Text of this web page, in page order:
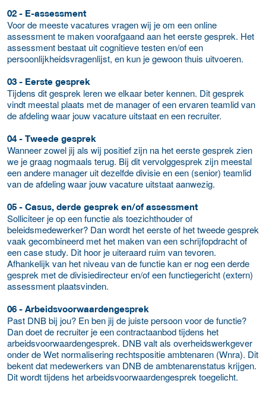
02 - E-assessment
Voor de meeste vacatures vragen wij je om een online
assessment te maken voorafgaand aan het eerste gesprek. Het
assessment bestaat uit cognitieve testen en/of een
persoonlijkheidsvragenlijst, en kun je gewoon thuis uitvoeren.
03 - Eerste gesprek
Tijdens dit gesprek leren we elkaar beter kennen. Dit gesprek
vindt meestal plaats met de manager of een ervaren teamlid van
de afdeling waar jouw vacature uitstaat en een recruiter.
04 - Tweede gesprek
Wanneer zowel jij als wij positief zijn na het eerste gesprek zien
we je graag nogmaals terug. Bij dit vervolggesprek zijn meestal
een andere manager uit dezelfde divisie en een (senior) teamlid
van de afdeling waar jouw vacature uitstaat aanwezig.
05 - Casus, derde gesprek en/of assessment
Solliciteer je op een functie als toezichthouder of
beleidsmedewerker? Dan wordt het eerste of het tweede gesprek
vaak gecombineerd met het maken van een schrijfopdracht of
een case study. Dit hoor je uiteraard ruim van tevoren.
Afhankelijk van het niveau van de functie kan er nog een derde
gesprek met de divisiedirecteur en/of een functiegericht (extern)
assessment plaatsvinden.
06 - Arbeidsvoorwaardengesprek
Past DNB bij jou? En ben jij de juiste persoon voor de functie?
Dan doet de recruiter je een contractaanbod tijdens het
arbeidsvoorwaardengesprek. DNB valt als overheidswerkgever
onder de Wet normalisering rechtspositie ambtenaren (Wnra). Dit
bekent dat medewerkers van DNB de ambtenarenstatus krijgen.
Dit wordt tijdens het arbeidsvoorwaardengesprek toegelicht.